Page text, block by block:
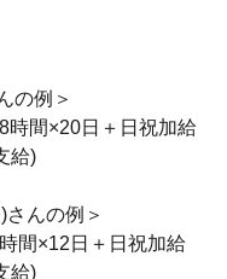
の例＞
時間×20日＋日祝加給
給)
んの例＞
間×12日＋日祝加給
給)